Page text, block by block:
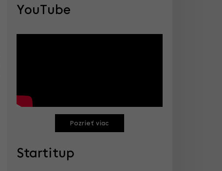
YouTube
Pozrieť viac
Startitup